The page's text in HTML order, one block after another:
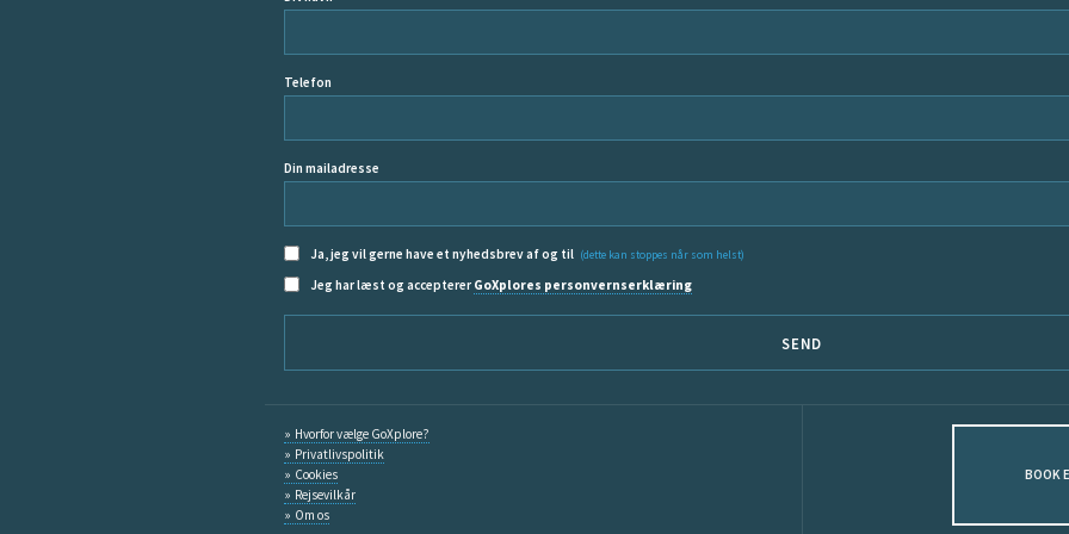
Telefon
Din mailadresse
Ja, jeg vil gerne have et nyhedsbrev af og til (dette kan stoppes når som helst)
Jeg har læst og accepterer GoXplores personvernserklæring
SEND
Hvorfor vælge GoXplore?
Privatlivspolitik
Cookies
Rejsevilkår
Om os
BOOK